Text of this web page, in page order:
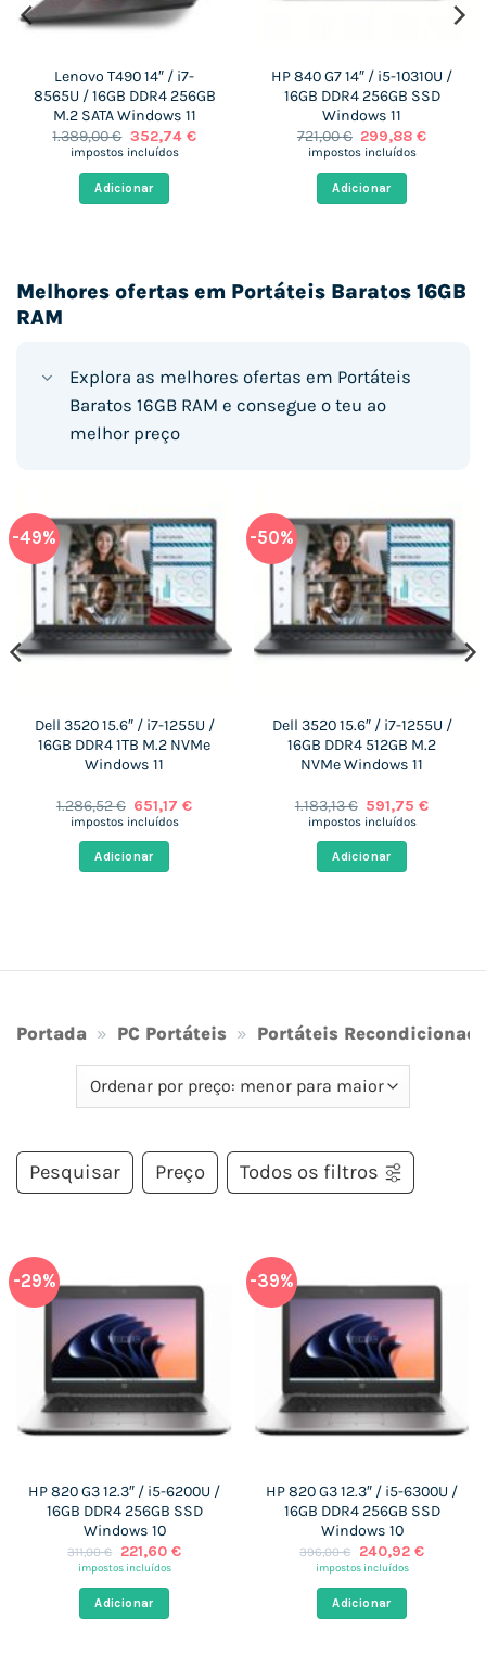
Lenovo T490 14″ / i7-
8565U / 16GB DDR4 256GB
M.2 SATA Windows 11
1.389,00€ O
preço
1.389,00 €.
352,74 €O
impostos incluídos
Adicionar
HP 840 G7 14″ / i5-10310U /
16GB DDR4 256GB SSD
Windows 11
721,00€ O
preço
era:
721,00 €.
299,88€O
impostos incluídos
Adicionar
Melhores ofertas em Portáteis Baratos 16GB
RAM
Explora as melhores ofertas em Portáteis
Baratos 16GB RAM e consegue o teu ao
melhor preço
-49%
Dell 3520 15.6″ / i7-1255U /
16GB DDR4 1TB M.2 NVMe
Windows 11
1.286,52€ O
preço
era:
1.286,52 €.
651,17€O
impostos incluídos
Adicionar
-50%
Dell 3520 15.6″ / i7-1255U /
16GB DDR4 512GB M.2
NVMe Windows 11
1.183,13€ O
preço
era:
1.183,13 €.
591,75€O
impostos incluídos
Adicionar
Portada » PC Portáteis » Portáteis
Pesquisar Preço Todos os filtros
-29%
HP 820 G3 12.3″ / i5-6200U /
16GB DDR4 256GB SSD
Windows 10
311,00€
O
preço
era:
311,00 €.
221,60 €O
impostos incluídos
Adicionar
-39%
HP 820 G3 12.3″ / i5-6300U /
16GB DDR4 256GB SSD
Windows 10
396,00€
O
preço
era:
396,00 €.
240,92 €O
impostos incluídos
Adicionar